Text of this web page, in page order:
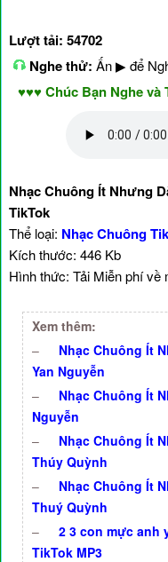
Lượt tải: 54702
Nghe thử: Ấn ▶ để
Chúc Bạn Nghe và Tải
Nhạc Chuông Ít Nhưng
TikTok
Thể loại: Nhạc Chuông
Kích thước: 446 Kb
Hình thức: Tải Miễn phí về
Xem thêm:
–
Nhạc Chuông Ít
Yan Nguyễn
–
Nhạc Chuông Ít
Nguyễn
–
Nhạc Chuông Ít
Thúy Quỳnh
–
Nhạc Chuông Ít
Thuý Quỳnh
–
2 3 con mực anh
TikTok MP3